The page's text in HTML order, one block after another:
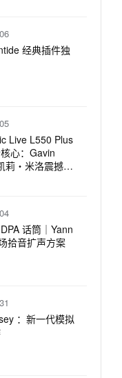
经典插件独
Live L550 Plus
心：Gavin
莉・米洛震撼巡
话筒｜Yann
拾音扩声方案
：新一代模拟